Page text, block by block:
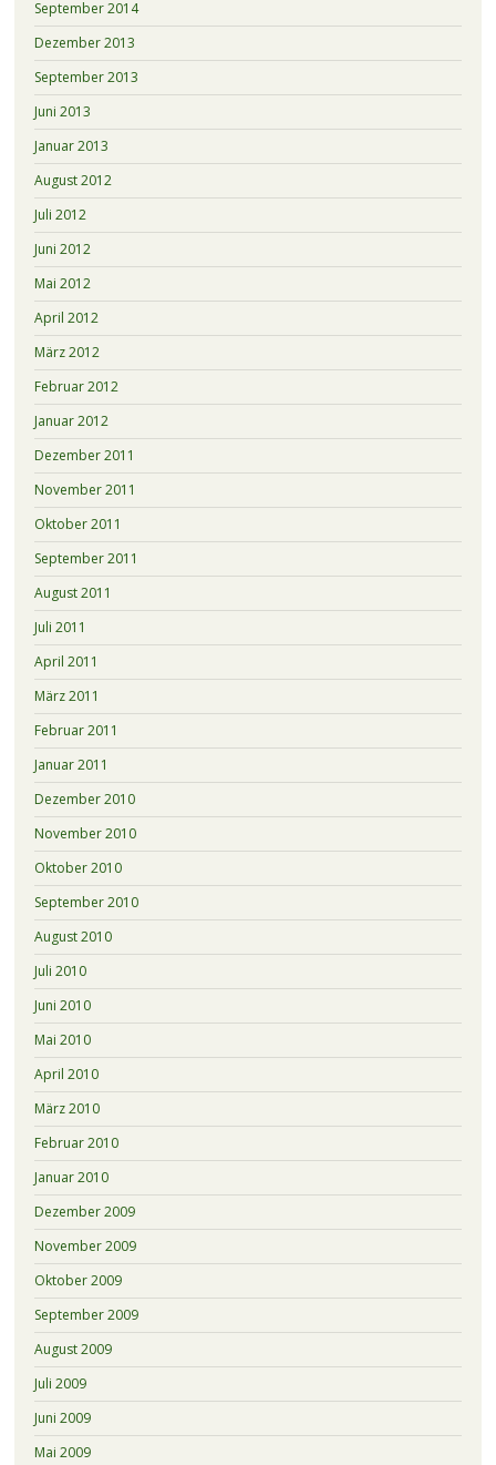
September 2014
Dezember 2013
September 2013
Juni 2013
Januar 2013
August 2012
Juli 2012
Juni 2012
Mai 2012
April 2012
März 2012
Februar 2012
Januar 2012
Dezember 2011
November 2011
Oktober 2011
September 2011
August 2011
Juli 2011
April 2011
März 2011
Februar 2011
Januar 2011
Dezember 2010
November 2010
Oktober 2010
September 2010
August 2010
Juli 2010
Juni 2010
Mai 2010
April 2010
März 2010
Februar 2010
Januar 2010
Dezember 2009
November 2009
Oktober 2009
September 2009
August 2009
Juli 2009
Juni 2009
Mai 2009